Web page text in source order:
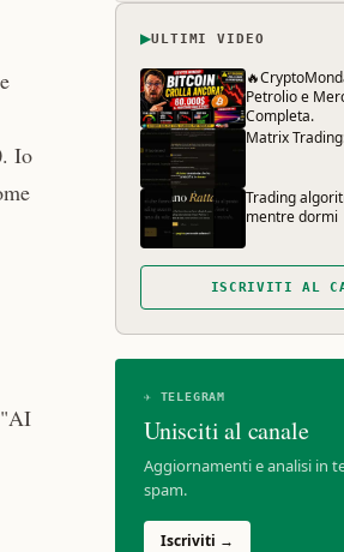
Io
▶ULTIMI VIDEO
Petrolio e
Completa.
Matrix
Trading
mentre dormi
ISCRIVITI AL
✈ TELEGRAM
Unisciti al canale
Aggiornamenti e analisi in
spam.
Iscriviti →